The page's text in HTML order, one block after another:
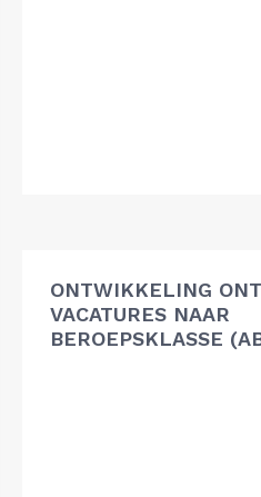
ONTWIKKELING
VACATURES NAAR
BEROEPSKLASSE